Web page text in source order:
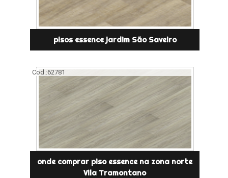
pisos essence jardim São Saveiro
Cod.:62781
onde comprar piso essence na zona norte
Vila Tramontano